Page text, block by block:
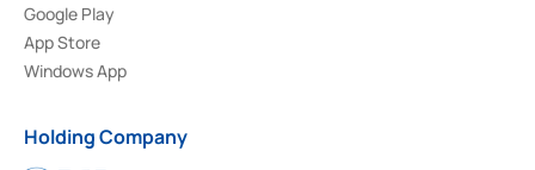
Google Play
App Store
Windows App
Holding Company